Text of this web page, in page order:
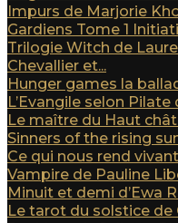
Impurs de Marjorie
Gardiens Tome 1
Trilogie Witch de
Chevallier et...
Hunger games la
L’Evangile selon
Le maître du Haut
Sinners of the rising
Ce qui nous rend
Vampire de Pauline
Minuit et demi d’Ewa
Le tarot du solstice de